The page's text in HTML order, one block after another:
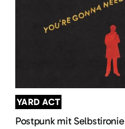
YARD ACT
Postpunk mit Selbstironie